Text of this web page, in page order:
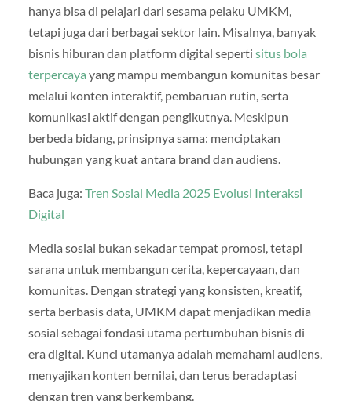
hanya bisa di pelajari dari sesama pelaku UMKM,
tetapi juga dari berbagai sektor lain. Misalnya, banyak
bisnis hiburan dan platform digital seperti situs bola
terpercaya yang mampu membangun komunitas besar
melalui konten interaktif, pembaruan rutin, serta
komunikasi aktif dengan pengikutnya. Meskipun
berbeda bidang, prinsipnya sama: menciptakan
hubungan yang kuat antara brand dan audiens.
Baca juga: Tren Sosial Media 2025 Evolusi Interaksi
Digital
Media sosial bukan sekadar tempat promosi, tetapi
sarana untuk membangun cerita, kepercayaan, dan
komunitas. Dengan strategi yang konsisten, kreatif,
serta berbasis data, UMKM dapat menjadikan media
sosial sebagai fondasi utama pertumbuhan bisnis di
era digital. Kunci utamanya adalah memahami audiens,
menyajikan konten bernilai, dan terus beradaptasi
dengan tren yang berkembang.